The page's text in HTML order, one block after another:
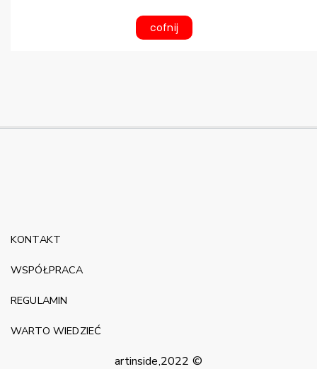
cofnij
artinside,2022 ©
KONTAKT
WSPÓŁPRACA
REGULAMIN
WARTO WIEDZIEĆ